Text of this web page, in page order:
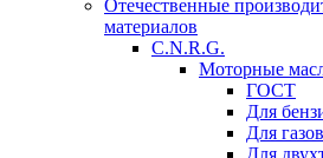
Отечественные
материалов
C.N.R.G.
Моторные
ГОСТ
Для
Для
Для